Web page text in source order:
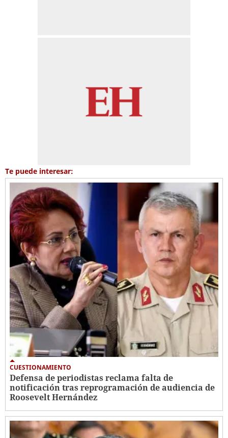
Te puede interesar:
CUESTIONAMIENTO
Defensa de periodistas reclama falta de
notificación tras reprogramación de audiencia de
Roosevelt Hernández